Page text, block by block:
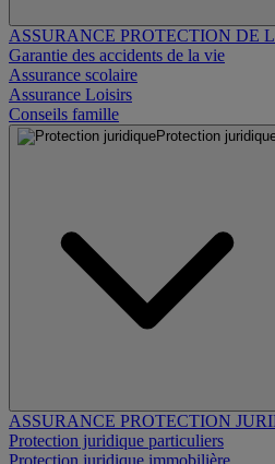
ASSURANCE PROTECTION DE
Garantie des accidents de la vie
Assurance scolaire
Assurance Loisirs
Conseils famille
Protection
ASSURANCE PROTECTION
Protection juridique particuliers
Protection juridique immobilière